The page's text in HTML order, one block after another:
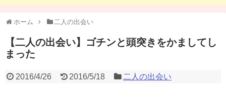
ホーム 二人の出会い
【二人の出会い】ゴチンと頭突きをかましてし
まった
2016/4/26 2016/5/18 二人の出会い